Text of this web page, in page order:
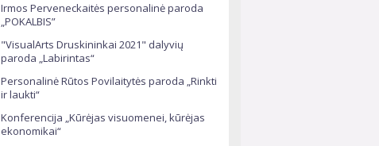
Irmos Perveneckaitės personalinė paroda
„POKALBIS”
"VisualArts Druskininkai 2021" dalyvių
paroda „Labirintas“
Personalinė Rūtos Povilaitytės paroda „Rinkti
ir laukti“
Konferencija „Kūrėjas visuomenei, kūrėjas
ekonomikai“